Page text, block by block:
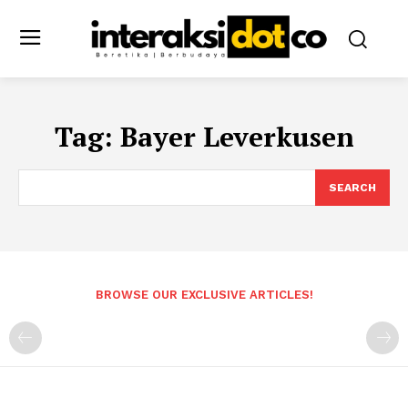
Tag: Bayer Leverkusen
SEARCH
BROWSE OUR EXCLUSIVE ARTICLES!